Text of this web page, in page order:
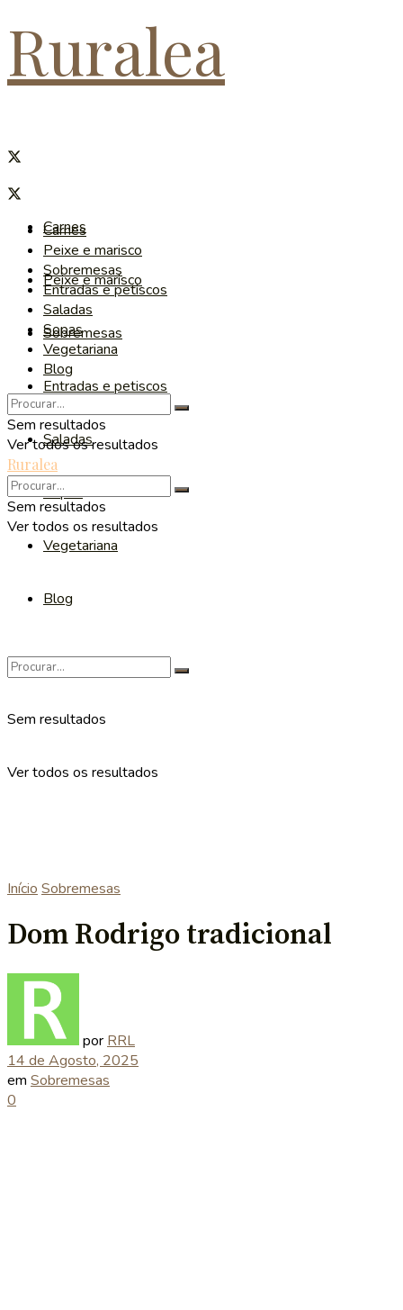
Ruralea
Carnes
Peixe e marisco
Sobremesas
Entradas e petiscos
Saladas
Sopas
Vegetariana
Blog
Sem resultados
Ver todos os resultados
Carnes
Peixe e marisco
Sobremesas
Entradas e petiscos
Saladas
Sopas
Vegetariana
Blog
Sem resultados
Ver todos os resultados
Ruralea
Sem resultados
Ver todos os resultados
Início Sobremesas
Dom Rodrigo tradicional
por RRL
14 de Agosto, 2025
em Sobremesas
0